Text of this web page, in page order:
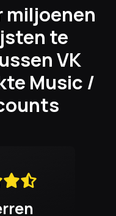
miljoenen
te
VK
Music /